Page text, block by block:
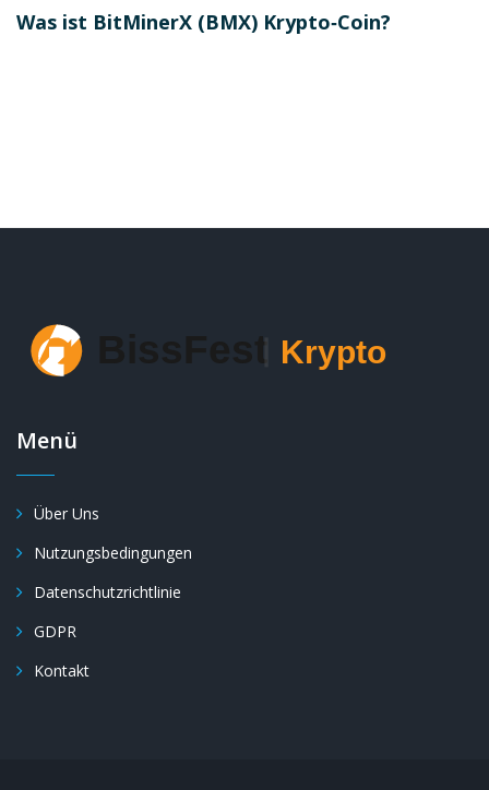
Was ist BitMinerX (BMX) Krypto‑Coin?
Menü
Über Uns
Nutzungsbedingungen
Datenschutzrichtlinie
GDPR
Kontakt